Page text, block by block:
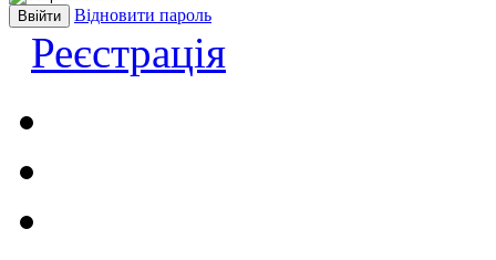
Відновити пароль
Реєстрація